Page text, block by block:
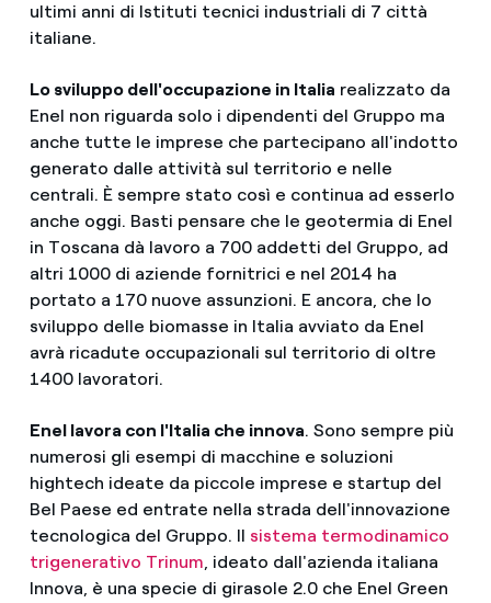
ultimi anni di Istituti tecnici industriali di 7 città
italiane.
Lo sviluppo dell'occupazione in Italia realizzato da
Enel non riguarda solo i dipendenti del Gruppo ma
anche tutte le imprese che partecipano all'indotto
generato dalle attività sul territorio e nelle
centrali. È sempre stato così e continua ad esserlo
anche oggi. Basti pensare che le geotermia di Enel
in Toscana dà lavoro a 700 addetti del Gruppo, ad
altri 1000 di aziende fornitrici e nel 2014 ha
portato a 170 nuove assunzioni. E ancora, che lo
sviluppo delle biomasse in Italia avviato da Enel
avrà ricadute occupazionali sul territorio di oltre
1400 lavoratori.
Enel lavora con l'Italia che innova. Sono sempre più
numerosi gli esempi di macchine e soluzioni
hightech ideate da piccole imprese e startup del
Bel Paese ed entrate nella strada dell'innovazione
tecnologica del Gruppo. Il sistema termodinamico
trigenerativo Trinum, ideato dall'azienda italiana
Innova, è una specie di girasole 2.0 che Enel Green